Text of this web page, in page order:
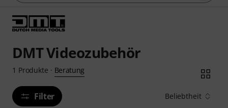
DMT Videozubehör
1 Produkte · Beratung
Filter Beliebtheit